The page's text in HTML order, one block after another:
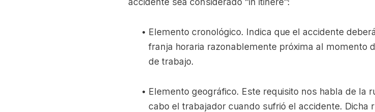
Elemento cronológico. Indica que el accidente
franja horaria razonablemente próxima al momento
de trabajo.
Elemento geográfico. Este requisito nos habla de la
cabo el trabajador cuando sufrió el accidente. Dicha